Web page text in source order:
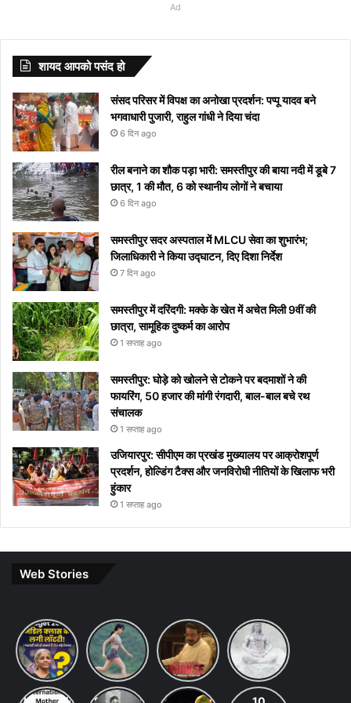
Commission
lifestyle:
खुशहाल
ये आसान
टिप्स
मातृभाषा दिवस
मनाया जाता है?
सतह के बारे में हुआ
meanings
with S
जिसे
से
को
रोक
देखे एक
दिखाई देगा
पीने से
बीमारियों
निमंत्रण
तक
जाएगा,
कब से
शुरू
का ब्रश
गाना
रातोंरात
सोशल
वाइरल
लिखना
और नही
देखे आपके
या नहीं
और सिद्धार्थ
अनदेखी हॉट
-2’ की
Tunisha
व ग्रहों
योग, इन
सावधान
विचार
जीवन में
गर्ल
लेटेस्ट
मीनिंग
Ad
शायद आपको पसंद हो
संसद परिसर में विपक्ष का अनोखा प्रदर्शन: पप्पू यादव बने
भगवाधारी पुजारी, राहुल गांधी ने दिया चंदा
6 दिन ago
रील बनाने का शौक पड़ा भारी: समस्तीपुर की बाया नदी में डूबे 7
छात्र, 1 की मौत, 6 को स्थानीय लोगों ने बचाया
6 दिन ago
समस्तीपुर सदर अस्पताल में MLCU सेवा का शुभारंभ;
जिलाधिकारी ने किया उद्घाटन, दिए दिशा निर्देश
7 दिन ago
समस्तीपुर में दरिंदगी: मक्के के खेत में अचेत मिली 9वीं की
छात्रा, सामूहिक दुष्कर्म का आरोप
1 सप्ताह ago
समस्तीपुर: घोड़े को खोलने से टोकने पर बदमाशों ने की
फायरिंग, 50 हजार की मांगी रंगदारी, बाल-बाल बचे रथ
संचालक
1 सप्ताह ago
उजियारपुर: सीपीएम का प्रखंड मुख्यालय पर आक्रोशपूर्ण
प्रदर्शन, होल्डिंग टैक्स और जनविरोधी नीतियों के खिलाफ भरी
हुंकार
1 सप्ताह ago
Web Stories
Budget
2026
Expectations:
Income
Tax Slab
7 ways
to
maintain
a
healthy
khakee
the
bengal
chapter
review
10 Lines
on Maha
Shivratri
in Hindi